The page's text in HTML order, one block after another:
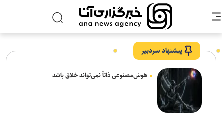
پیشنهاد سردبیر
هوش‌مصنوعی ذاتاً نمی‌تواند خلاق باشد